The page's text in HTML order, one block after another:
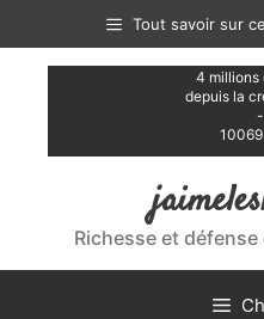
contenu
Tout savoir sur
4 millions
depuis la
Richesse et